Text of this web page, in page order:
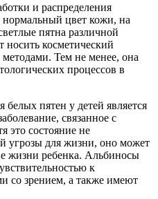
и распределения
нормальный цвет кожи, на
пятна различной
косметический
Тем не менее, она
процессов в
пятен у детей является
связанное с
это состояние не
угрозы для жизни, оно может
жизни ребенка. Альбиносы
к
со зрением, а также имеют